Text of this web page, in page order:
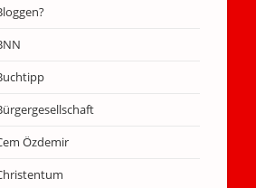
Özdemir